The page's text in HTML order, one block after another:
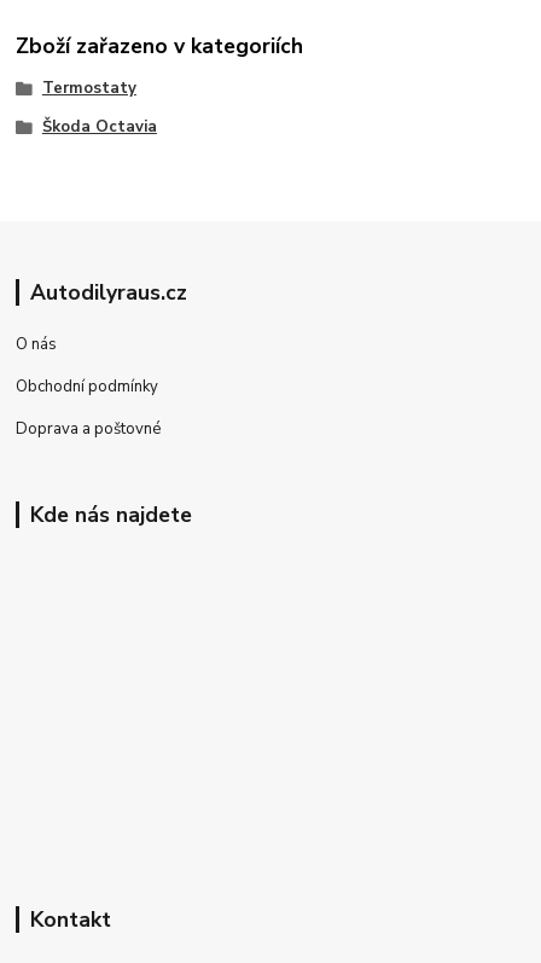
Zboží zařazeno v kategoriích
Termostaty
Škoda Octavia
Autodilyraus.cz
O nás
Obchodní podmínky
Doprava a poštovné
Kde nás najdete
Kontakt